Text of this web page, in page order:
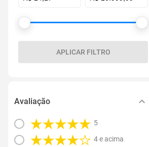
APLICAR FILTRO
Avaliação
5
4 e acima